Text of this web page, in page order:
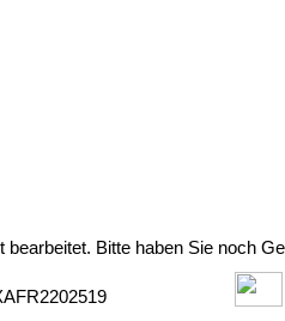
Bitte haben Sie noch